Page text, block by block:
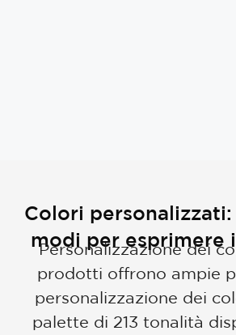
Colori
modi per esprimere
Personalizzazione dei
prodotti offrono ampie
personalizzazione dei
palette di 213 tonalità